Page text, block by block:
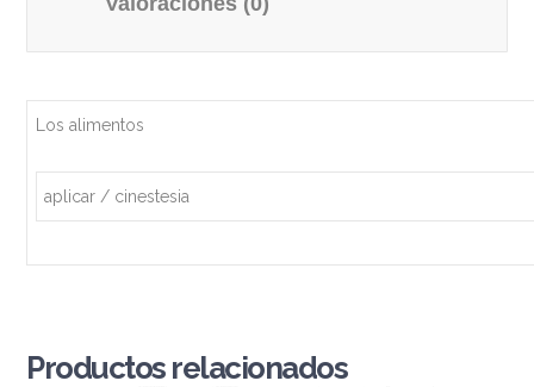
Los alimentos
aplicar / cinestesia
Productos relacionados